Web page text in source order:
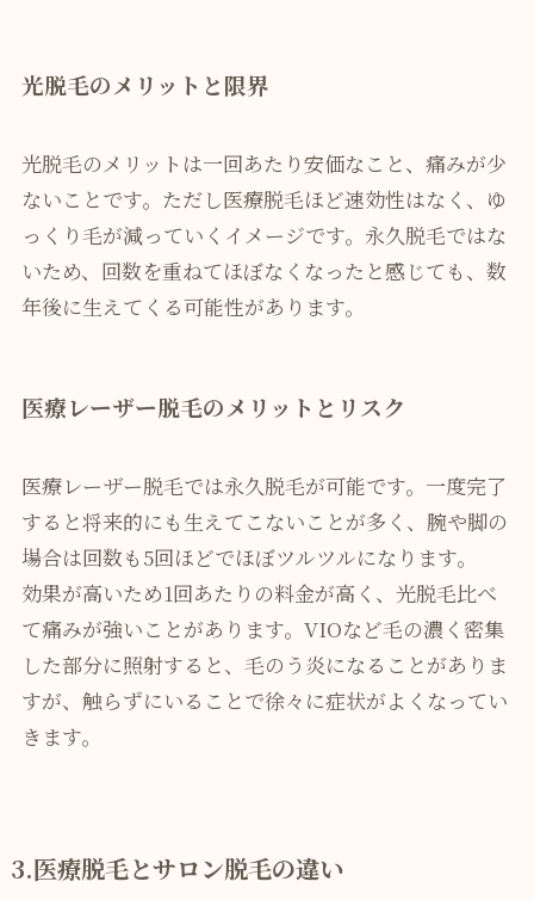
光脱毛のメリットと限界
光脱毛のメリットは一回あたり安価なこと、痛みが少
ないことです。ただし医療脱毛ほど速効性はなく、ゆ
っくり毛が減っていくイメージです。永久脱毛ではな
いため、回数を重ねてほぼなくなったと感じても、数
年後に生えてくる可能性があります。
医療レーザー脱毛のメリットとリスク
医療レーザー脱毛では永久脱毛が可能です。一度完了
すると将来的にも生えてこないことが多く、腕や脚の
場合は回数も5回ほどでほぼツルツルになります。
効果が高いため1回あたりの料金が高く、光脱毛比べ
て痛みが強いことがあります。VIOなど毛の濃く密集
した部分に照射すると、毛のう炎になることがありま
すが、触らずにいることで徐々に症状がよくなってい
きます。
3.医療脱毛とサロン脱毛の違い